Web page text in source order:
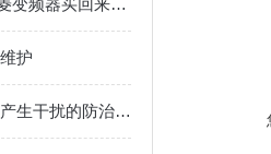
FR-F840-0.75K三菱变频器买回来第一步该做什么？开箱验收与上电检查清单
护
三菱变频器对仪表产生干扰的防治措施